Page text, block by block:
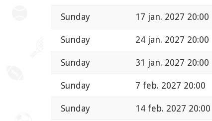
Sunday 17 jan. 2027 20:00
Sunday 24 jan. 2027 20:00
Sunday 31 jan. 2027 20:00
Sunday 7 feb. 2027 20:00
Sunday 14 feb. 2027 20:00